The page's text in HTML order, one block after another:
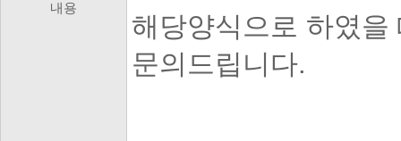
내용
해당양식으로 하였
문의드립니다.